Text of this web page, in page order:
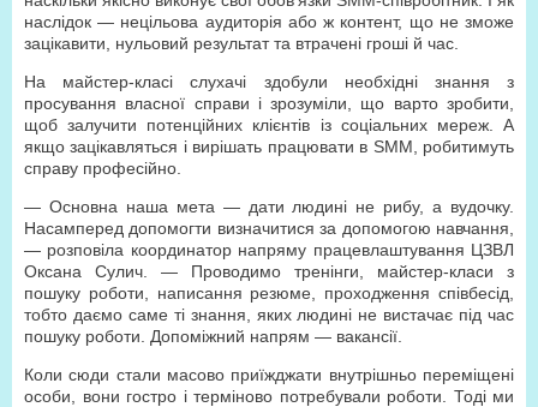
наслідок — нецільова аудиторія або ж контент, що не зможе
зацікавити, нульовий результат та втрачені гроші й час.
На майстер-класі слухачі здобули необхідні знання з
просування власної справи і зрозуміли, що варто зробити,
щоб залучити потенційних клієнтів із соціальних мереж. А
якщо зацікавляться і вирішать працювати в SMM, робитимуть
справу професійно.
— Основна наша мета — дати людині не рибу, а вудочку.
Насамперед допомогти визначитися за допомогою навчання,
— розповіла координатор напряму працевлаштування ЦЗВЛ
Оксана Сулич. — Проводимо тренінги, майстер-класи з
пошуку роботи, написання резюме, проходження співбесід,
тобто даємо саме ті знання, яких людині не вистачає під час
пошуку роботи. Допоміжний напрям — вакансії.
Коли сюди стали масово приїжджати внутрішньо переміщені
особи, вони гостро і терміново потребували роботи. Тоді ми